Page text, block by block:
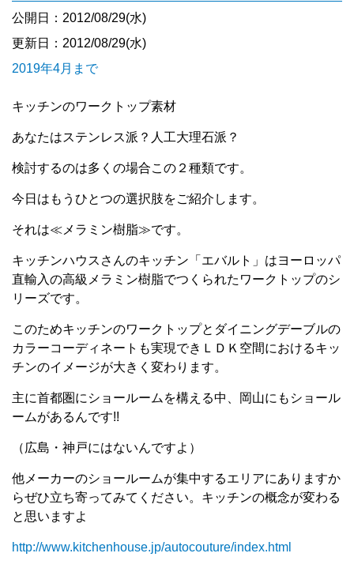
公開日：2012/08/29(水)
更新日：2012/08/29(水)
2019年4月まで
キッチンのワークトップ素材
あなたはステンレス派？人工大理石派？
検討するのは多くの場合この２種類です。
今日はもうひとつの選択肢をご紹介します。
それは≪メラミン樹脂≫です。
キッチンハウスさんのキッチン「エバルト」はヨーロッパ
直輸入の高級メラミン樹脂でつくられたワークトップのシ
リーズです。
このためキッチンのワークトップとダイニングデーブルの
カラーコーディネートも実現できＬＤＫ空間におけるキッ
チンのイメージが大きく変わります。
主に首都圏にショールームを構える中、岡山にもショール
ームがあるんです!!
（広島・神戸にはないんですよ）
他メーカーのショールームが集中するエリアにありますか
らぜひ立ち寄ってみてください。キッチンの概念が変わる
と思いますよ
http://www.kitchenhouse.jp/autocouture/index.html